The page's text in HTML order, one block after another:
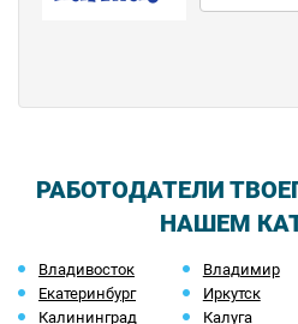
РАБОТОДАТЕЛИ
НАШЕМ
Владивосток Владимир
Екатеринбург
Иркутск
Калининград
Калуга